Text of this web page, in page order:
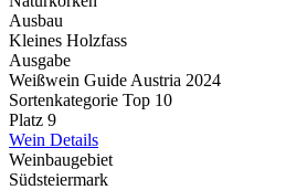
Ausbau
Kleines Holzfass
Ausgabe
Weißwein Guide Austria 2024
Sortenkategorie Top 10
Platz 9
Wein Details
Weinbaugebiet
Südsteiermark